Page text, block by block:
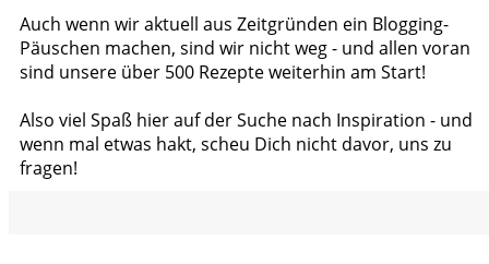
Auch wenn wir aktuell aus Zeitgründen ein Blogging-
Päuschen machen, sind wir nicht weg - und allen voran
sind unsere über 500 Rezepte weiterhin am Start!
Also viel Spaß hier auf der Suche nach Inspiration - und
wenn mal etwas hakt, scheu Dich nicht davor, uns zu
fragen!